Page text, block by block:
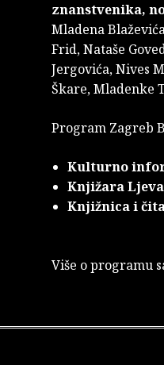
znanstvenika,
Mladena
Frid, Nataše
Jergovića, Nives
Škare, Mladenke
Program Zagreb
Kulturno
Knjižara
Knjižnica i
Više o programu